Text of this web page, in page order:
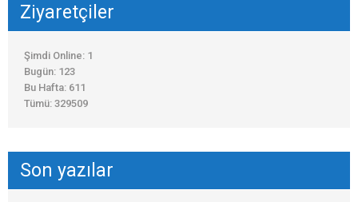
Ziyaretçiler
Şimdi Online: 1
Bugün: 123
Bu Hafta: 611
Tümü: 329509
Son yazılar